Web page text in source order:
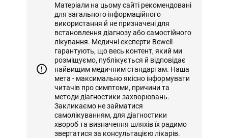
Матеріали на цьому сайті рекомендовані
для загального інформаційного
використання й не призначені для
встановлення діагнозу або самостійного
лікування. Медичні експерти Bewell
гарантують, що весь контент, який ми
розміщуємо, публікується й відповідає
найвищим медичним стандартам. Наша
мета - максимально якісно інформувати
читачів про симптоми, причини та
методи діагностики захворювань.
Закликаємо не займатися
самолікуванням, для діагностики
хвороб та визначення шляхів їх радимо
звертатися за консультацією лікарів.